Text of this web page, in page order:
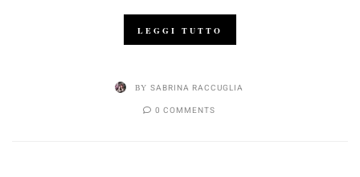
LEGGI TUTTO
BY SABRINA RACCUGLIA
0 COMMENTS